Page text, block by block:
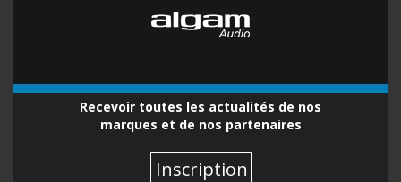
Recevoir toutes les actualités de nos
marques et de nos partenaires
Inscription